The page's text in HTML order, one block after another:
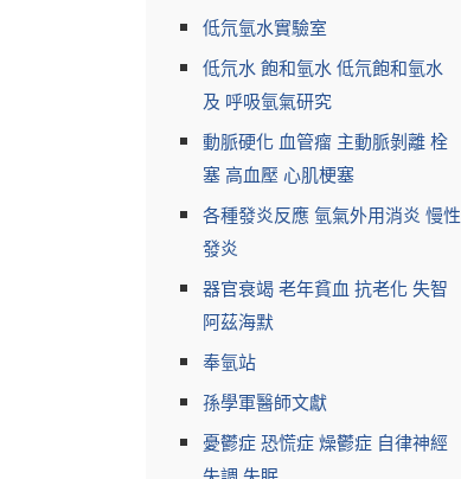
低氘氫水實驗室
低氘水 飽和氫水 低氘飽和氫水
及 呼吸氫氣研究
動脈硬化 血管瘤 主動脈剝離 栓
塞 高血壓 心肌梗塞
各種發炎反應 氫氣外用消炎 慢性
發炎
器官衰竭 老年貧血 抗老化 失智
阿茲海默
奉氫站
孫學軍醫師文獻
憂鬱症 恐慌症 燥鬱症 自律神經